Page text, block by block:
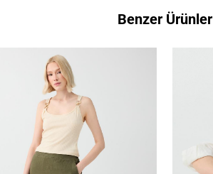
Benzer Ürünler